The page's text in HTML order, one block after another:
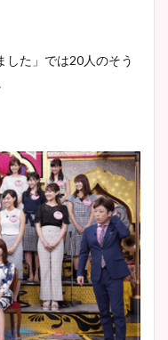
した」では20人のそう